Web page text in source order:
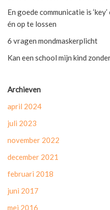
En goede communicatie is
én op te lossen
6 vragen mondmaskerplicht
Kan een school mijn kind
Archieven
april 2024
juli 2023
november 2022
december 2021
februari 2018
juni 2017
mei 2016